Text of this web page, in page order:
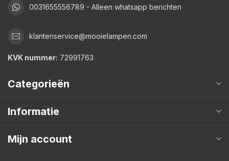
0031655556789 - Alleen whatsapp berichten
klantenservice@mooielampen.com
KVK nummer: 72991763
Categorieën
Informatie
Mijn account